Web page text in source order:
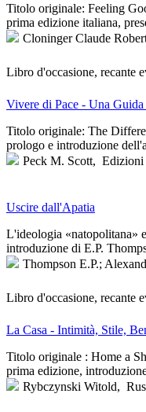
Titolo originale: Feeling
prima edizione italiana,
Cloninger Claude
Libro d'occasione, recante
Vivere di Pace - Una
Titolo originale: The
prologo e introduzione
Peck M. Scott, Edizioni
Uscire dall'Apatia
L'ideologia «natopolitana»
introduzione di E.P.
Thompson E.P.;
Libro d'occasione, recante
La Casa - Intimità, Stile,
Titolo originale : Home a
prima edizione,
Rybczynski Witold,